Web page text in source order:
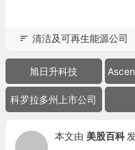
清洁及可再生能源公司
旭日升科技
科罗拉多州上市公司
本文由 美股百科